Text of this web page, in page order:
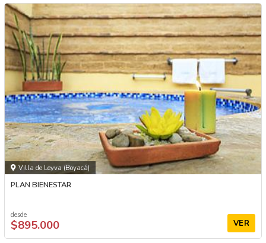
Villa de Leyva (Boyacá)
PLAN BIENESTAR
desde
$895.000 VER